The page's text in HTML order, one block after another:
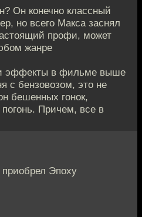
Он конечно классный
но всего Макса заснял
профи, может
жанре
и эффекты в фильме выше
с бензовозом, это не
бешенных гонок,
Причем, все в
Эпоху